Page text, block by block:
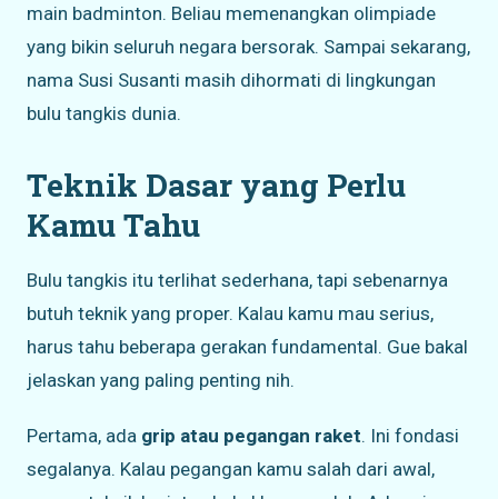
main badminton. Beliau memenangkan olimpiade
yang bikin seluruh negara bersorak. Sampai sekarang,
nama Susi Susanti masih dihormati di lingkungan
bulu tangkis dunia.
Teknik Dasar yang Perlu
Kamu Tahu
Bulu tangkis itu terlihat sederhana, tapi sebenarnya
butuh teknik yang proper. Kalau kamu mau serius,
harus tahu beberapa gerakan fundamental. Gue bakal
jelaskan yang paling penting nih.
Pertama, ada grip atau pegangan raket. Ini fondasi
segalanya. Kalau pegangan kamu salah dari awal,